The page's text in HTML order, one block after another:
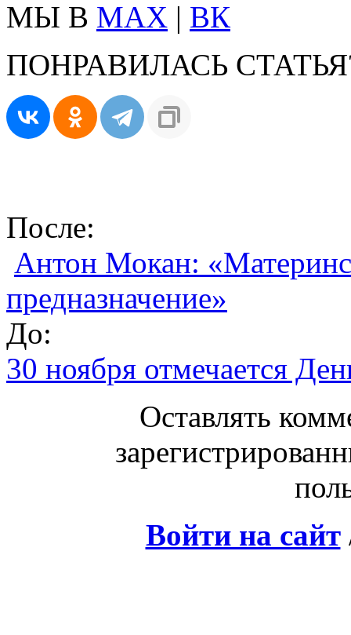
МЫ В MAX | ВК
ПОНРАВИЛАСЬ
После:
Антон Мокан:
предназначение»
До:
30 ноября отмечается
Оставлять
Войти на сайт